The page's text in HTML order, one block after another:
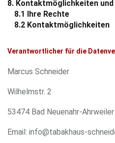
8. Kontaktmöglichkeiten und
8.1 Ihre Rechte
8.2 Kontaktmöglichkeiten
Verantwortlicher für die
Marcus Schneider
Wilhelmstr. 2
53474 Bad Neuenahr-Ahrweiler
Email: info@tabakhaus-